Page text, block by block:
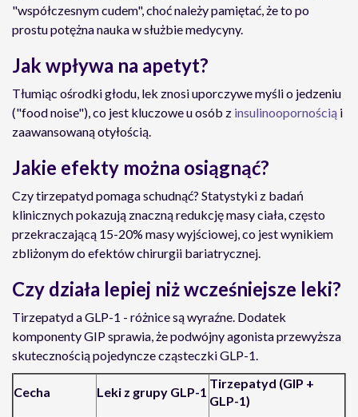
"współczesnym cudem", choć należy pamiętać, że to po
prostu potężna nauka w służbie medycyny.
Jak wpływa na apetyt?
Tłumiąc ośrodki głodu, lek znosi uporczywe myśli o jedzeniu
("food noise"), co jest kluczowe u osób z insulinoopornością i
zaawansowaną otyłością.
Jakie efekty można osiągnąć?
Czy tirzepatyd pomaga schudnąć? Statystyki z badań
klinicznych pokazują znaczną redukcję masy ciała, często
przekraczającą 15-20% masy wyjściowej, co jest wynikiem
zbliżonym do efektów chirurgii bariatrycznej.
Czy działa lepiej niż wcześniejsze leki?
Tirzepatyd a GLP-1 - różnice są wyraźne. Dodatek
komponenty GIP sprawia, że podwójny agonista przewyższa
skutecznością pojedyncze cząsteczki GLP-1.
Cecha Leki z grupy GLP-1
Tirzepatyd (GIP +
GLP-1)